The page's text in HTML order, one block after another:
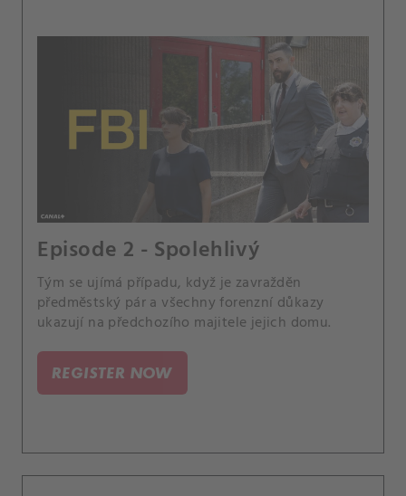
Episode 2 - Spolehlivý
Tým se ujímá případu, když je zavražděn
předměstský pár a všechny forenzní důkazy
ukazují na předchozího majitele jejich domu.
REGISTER NOW